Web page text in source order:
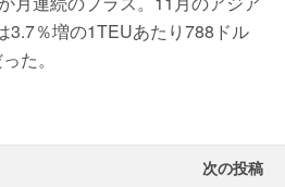
3.7％増の1TEUあたり788ドル
た。
次の投稿